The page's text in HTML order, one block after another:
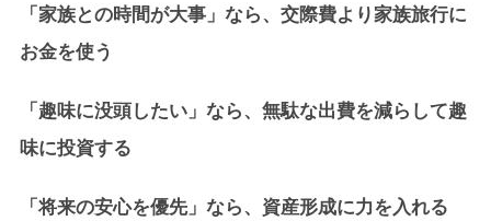
「家族との時間が大事」なら、交際費より家族旅行に
お金を使う
「趣味に没頭したい」なら、無駄な出費を減らして趣
味に投資する
「将来の安心を優先」なら、資産形成に力を入れる